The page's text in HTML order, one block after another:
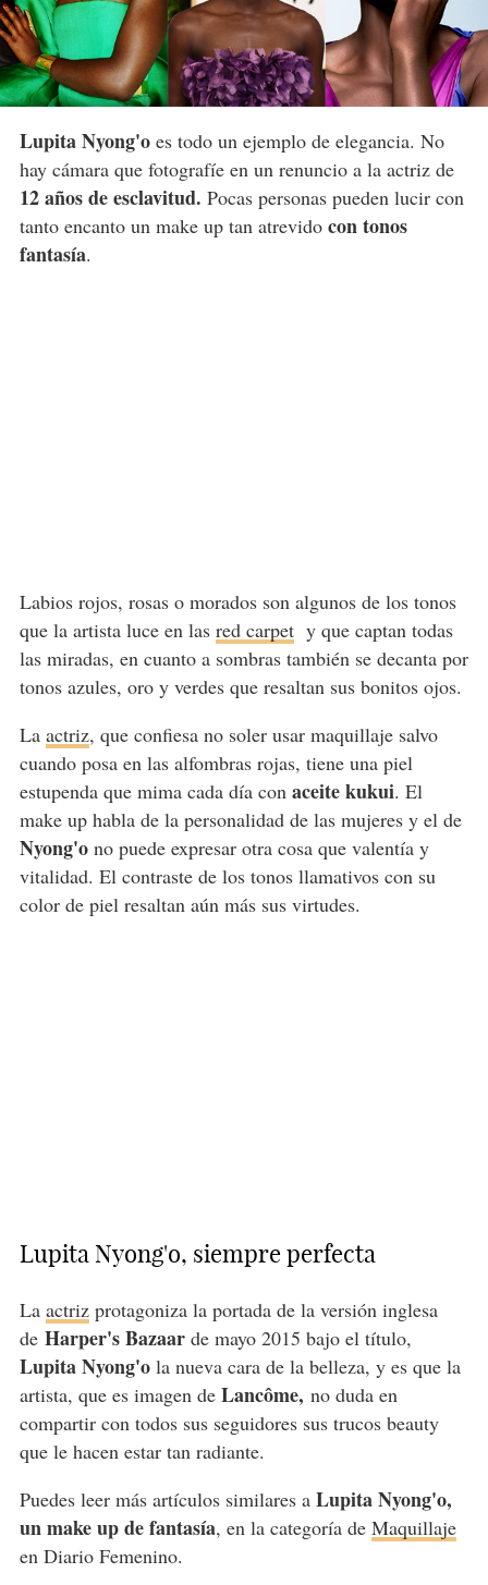
Lupita Nyong'oes todo un ejemplo de elegancia. No
hay cámara que fotografíe en un renuncio a la actriz de
12 años de esclavitud. Pocas personas pueden lucir con
tanto encanto un make up tan atrevido con tonos
fantasía.
Labios rojos, rosas o morados son algunos de los tonos
que la artista luce en las red carpety que captan todas
las miradas, en cuanto a sombras también se decanta por
tonos azules, oro y verdes que resaltan sus bonitos ojos.
La actriz, que confiesa no soler usar maquillaje salvo
cuando posa en las alfombras rojas, tiene una piel
estupenda que mima cada día con aceite kukui. El
make up habla de la personalidad de las mujeres y el de
Nyong'ono puede expresar otra cosa que valentía y
vitalidad. El contraste de los tonos llamativos con su
color de piel resaltan aún más sus virtudes.
Lupita Nyong'o, siempre perfecta
La actrizprotagoniza la portada de la versión inglesa
de Harper's Bazaarde mayo 2015 bajo el título,
Lupita Nyong'ola nueva cara de la belleza, y es que la
artista, que es imagen de Lancôme, no duda en
compartir con todos sus seguidores sus trucos beauty
que le hacen estar tan radiante.
Puedes leer más artículos similares a Lupita Nyong'o,
un make up de fantasía, en la categoría de Maquillaje
en Diario Femenino.